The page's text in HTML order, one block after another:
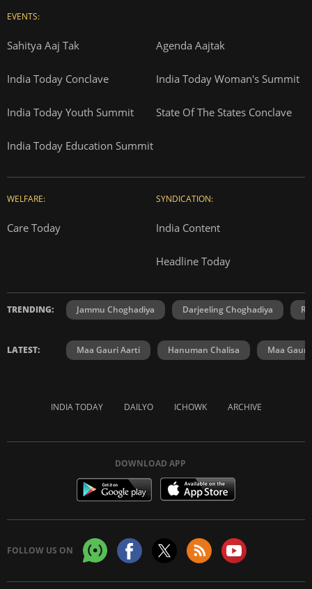
EVENTS:
Sahitya Aaj Tak Agenda Aajtak
India Today Conclave India Today Woman's Summit
India Today Youth Summit State Of The States Conclave
India Today Education Summit
WELFARE:
Care Today
SYNDICATION:
India Content
Headline Today
TRENDING: Jammu Choghadiya Darjeeling Choghadiya
LATEST: Maa Gauri Aarti Hanuman Chalisa Maa Gauri
INDIA TODAY DAILYO ICHOWK ARCHIVE
DOWNLOAD APP
FOLLOW US ON